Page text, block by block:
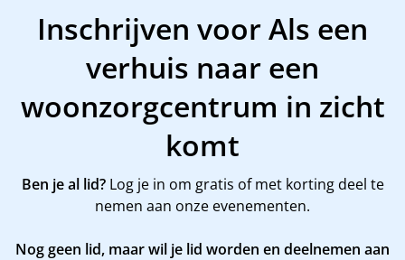
Inschrijven voor Als een
verhuis naar een
woonzorgcentrum in zicht
komt
Ben je al lid?Log je in om gratis of met korting deel te
nemen aan onze evenementen.
Nog geen lid, maar wil je lid worden en deelnemen aan